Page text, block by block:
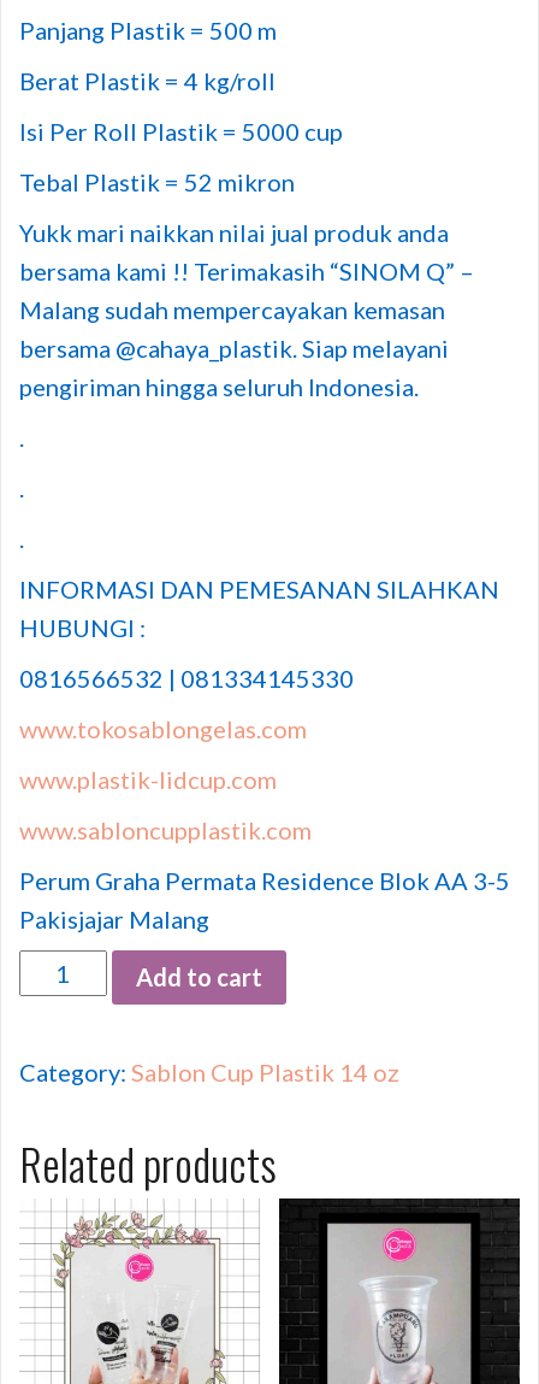
Panjang Plastik = 500 m
Berat Plastik = 4 kg/roll
Isi Per Roll Plastik = 5000 cup
Tebal Plastik = 52 mikron
Yukk mari naikkan nilai jual produk anda
bersama kami !! Terimakasih “SINOM Q” –
Malang sudah mempercayakan kemasan
bersama @cahaya_plastik. Siap melayani
pengiriman hingga seluruh Indonesia.
.
.
.
INFORMASI DAN PEMESANAN SILAHKAN
HUBUNGI :
0816566532 | 081334145330
www.tokosablongelas.com
www.plastik-lidcup.com
www.sabloncupplastik.com
Perum Graha Permata Residence Blok AA 3-5
Pakisjajar Malang
Quantity
Add to cart
Category: Sablon Cup Plastik 14 oz
Related products